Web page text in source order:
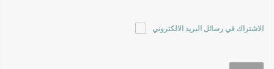
الاشتراك في رسائل البريد الالكتروني